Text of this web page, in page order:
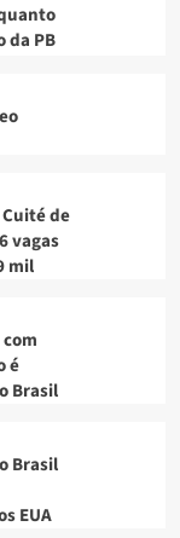
da PB
de
vagas
mil
é
Brasil
Brasil
EUA